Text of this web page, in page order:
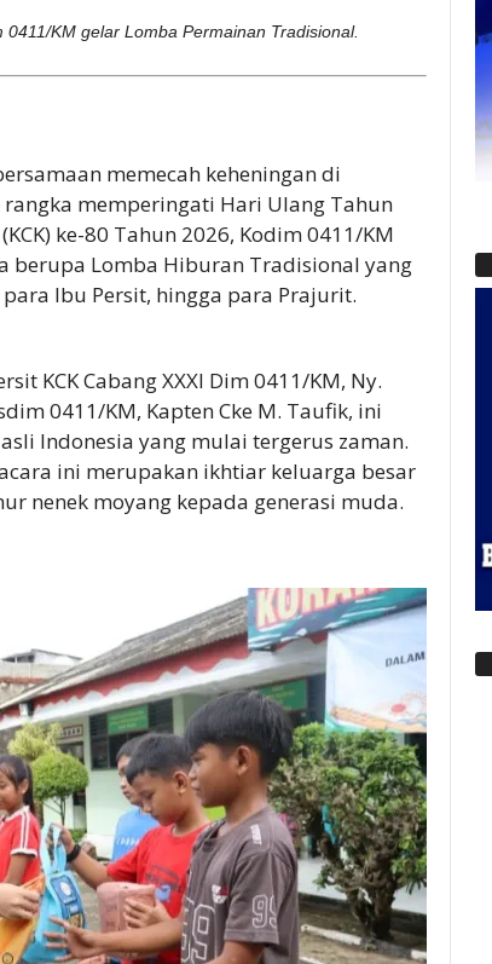
KM gelar Lomba Permainan Tradisional.
memecah keheningan di
memperingati Hari Ulang Tahun
ke-80 Tahun 2026, Kodim 0411/KM
berupa Lomba Hiburan Tradisional yang
Ibu Persit, hingga para Prajurit.
KCK Cabang XXXI Dim 0411/KM, Ny.
0411/KM, Kapten Cke M. Taufik, ini
Indonesia yang mulai tergerus zaman.
ini merupakan ikhtiar keluarga besar
nenek moyang kepada generasi muda.